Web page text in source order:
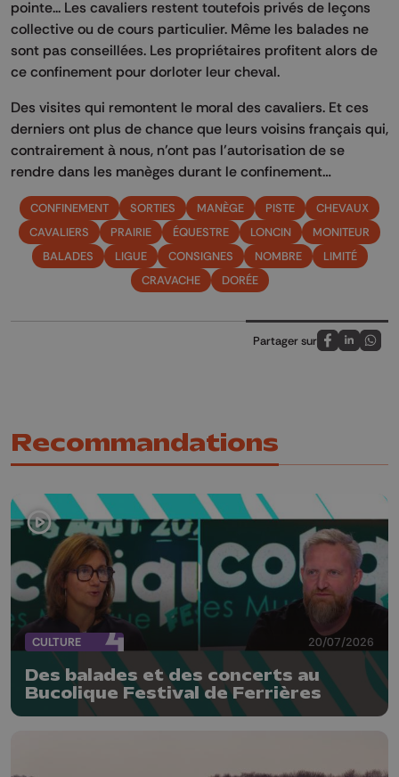
pointe... Les cavaliers restent toutefois privés de leçons
collective ou de cours particulier. Même les balades ne
sont pas conseillées. Les propriétaires profitent alors de
ce confinement pour dorloter leur cheval.
Des visites qui remontent le moral des cavaliers. Et ces
derniers ont plus de chance que leurs voisins français qui,
contrairement à nous, n’ont pas l’autorisation de se
rendre dans les manèges durant le confinement…
CONFINEMENT SORTIES MANÈGE PISTE
CHEVAUX
CAVALIERS
PRAIRIE ÉQUESTRE LONCIN
MONITEUR
BALADES
LIGUE CONSIGNES NOMBRE
LIMITÉ
CRAVACHE
DORÉE
Partager sur
Partagez sur
Partagez
Recommandations
CULTURE 20/07/2026
Des balades et des concerts au
Bucolique Festival de Ferrières